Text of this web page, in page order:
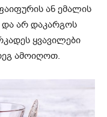
ან ემალის
არ დაკარგოს
ყვავილები
ამოიღოთ.